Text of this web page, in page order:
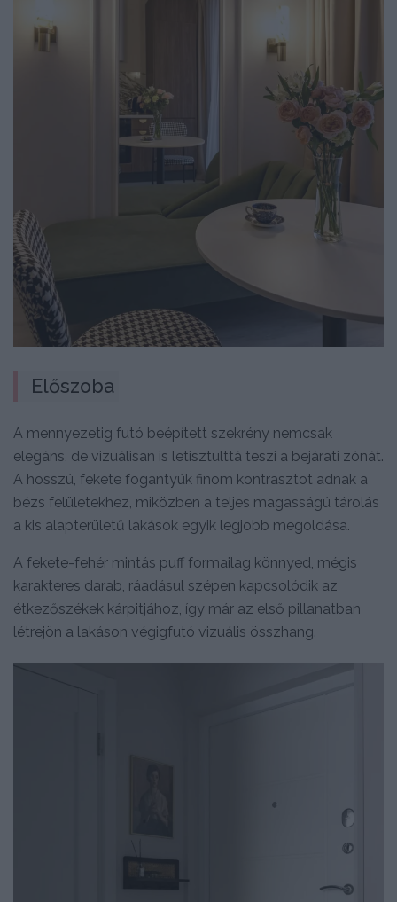
Előszoba
A mennyezetig futó beépített szekrény nemcsak
elegáns, de vizuálisan is letisztulttá teszi a bejárati zónát.
A hosszú, fekete fogantyúk finom kontrasztot adnak a
bézs felületekhez, miközben a teljes magasságú tárolás
a kis alapterületű lakások egyik legjobb megoldása.
A fekete-fehér mintás puff formailag könnyed, mégis
karakteres darab, ráadásul szépen kapcsolódik az
étkezőszékek kárpitjához, így már az első pillanatban
létrejön a lakáson végigfutó vizuális összhang.